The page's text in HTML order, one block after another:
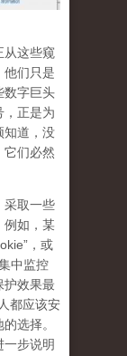
从这些窥
他们只是
数字巨头
，正是为
知道，没
它们必然
采取一些
例如，某
，或
中监控
护效果最
都应该安
选择。
步说明